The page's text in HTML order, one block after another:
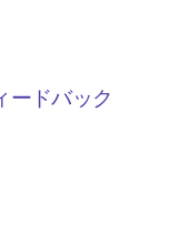
ードバック